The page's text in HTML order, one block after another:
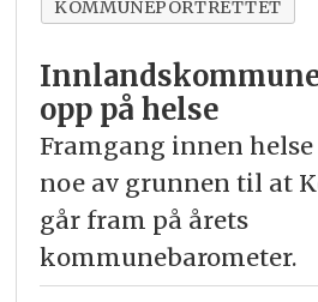
KOMMUNEPORTRETTET
opp på helse
Framgang innen
noe av grunnen til at
går fram på årets
kommunebarometer.